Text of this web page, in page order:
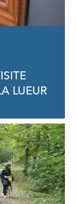
LUEUR